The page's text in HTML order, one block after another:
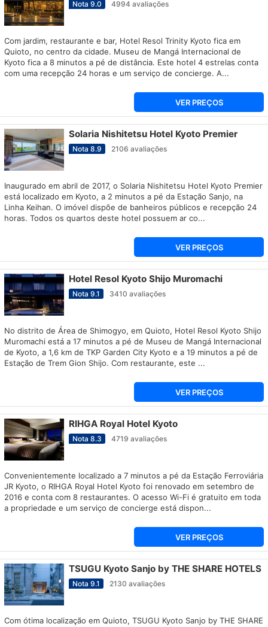
Nota 9.0 4994 avaliações
Com jardim, restaurante e bar, Hotel Resol Trinity Kyoto fica em
Quioto, no centro da cidade. Museu de Mangá Internacional de
Kyoto fica a 8 minutos a pé de distância. Este hotel 4 estrelas conta
com uma recepção 24 horas e um serviço de concierge. A...
VER PREÇOS
Solaria Nishitetsu Hotel Kyoto Premier
Nota 8.9 2106 avaliações
Inaugurado em abril de 2017, o Solaria Nishitetsu Hotel Kyoto Premier
está localizado em Kyoto, a 2 minutos a pé da Estação Sanjo, na
Linha Keihan. O imóvel dispõe de banheiros públicos e recepção 24
horas. Todos os quartos deste hotel possuem ar co...
VER PREÇOS
Hotel Resol Kyoto Shijo Muromachi
Nota 9.1 3410 avaliações
No distrito de Área de Shimogyo, em Quioto, Hotel Resol Kyoto Shijo
Muromachi está a 17 minutos a pé de Museu de Mangá Internacional
de Kyoto, a 1,6 km de TKP Garden City Kyoto e a 19 minutos a pé de
Estação de Trem Gion Shijo. Com restaurante, este ...
VER PREÇOS
RIHGA Royal Hotel Kyoto
Nota 8.3 4719 avaliações
Convenientemente localizado a 7 minutos a pé da Estação Ferroviária
JR Kyoto, o RIHGA Royal Hotel Kyoto foi renovado em setembro de
2016 e conta com 8 restaurantes. O acesso Wi-Fi é gratuito em toda
a propriedade e um serviço de concierge está dispon...
VER PREÇOS
TSUGU Kyoto Sanjo by THE SHARE HOTELS
Nota 9.1 2130 avaliações
Com ótima localização em Quioto, TSUGU Kyoto Sanjo by THE SHARE